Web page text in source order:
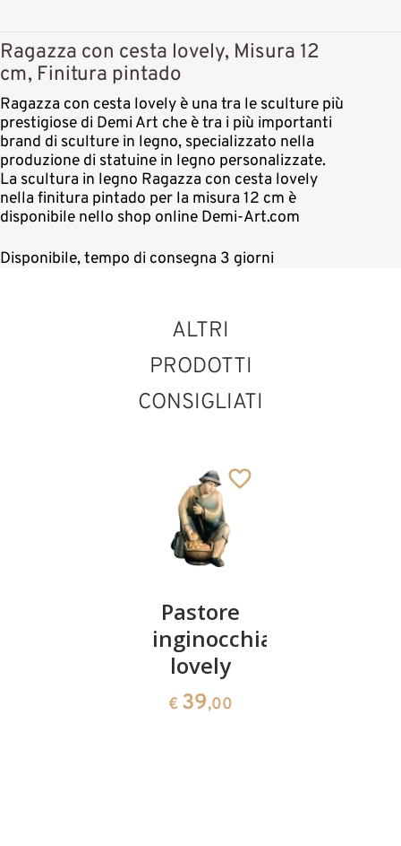
Ragazza con cesta lovely, Misura 12
cm, Finitura pintado
Ragazza con cesta lovely è una tra le sculture più
prestigiose di Demi Art che è tra i più importanti
brand di sculture in legno, specializzato nella
produzione di statuine in legno personalizzate.
La scultura in legno Ragazza con cesta lovely
nella finitura pintado per la misura 12 cm è
disponibile nello shop online Demi-Art.com
Disponibile, tempo di consegna 3 giorni
ALTRI
PRODOTTI
CONSIGLIATI
Pastore
inginocchiato
lovely
€ 39,00